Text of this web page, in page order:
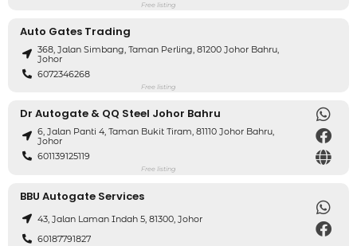
Free listing
Auto Gates Trading
368, Jalan Simbang, Taman Perling, 81200 Johor Bahru,
Johor
6072346268
Free listing
Dr Autogate & QQ Steel Johor Bahru
6, Jalan Panti 4, Taman Bukit Tiram, 81110 Johor Bahru,
Johor
601139125119
Free listing
BBU Autogate Services
43, Jalan Laman Indah 5, 81300, Johor
60187791827